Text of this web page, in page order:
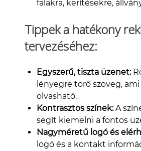
falakra, kerítésekre,
Tippek a hatékony
tervezéséhez:
Egyszerű, tiszta üzenet:
lényegre törő szöveg,
olvasható.
Kontrasztos színek:A
segít kiemelni a fontos
Nagyméretű logó és
logó és a kontakt